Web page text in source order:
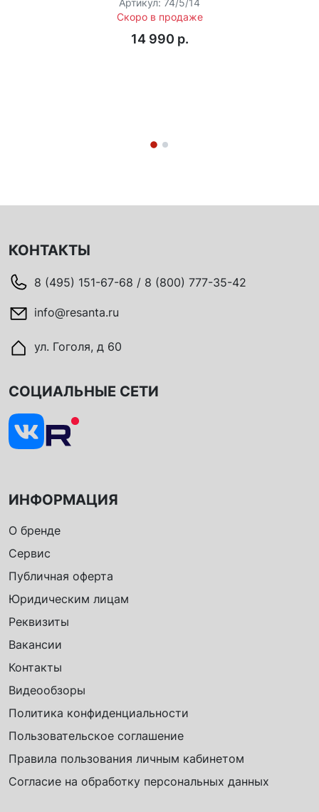
Артикул: 74/5/14
Скоро в продаже
14 990 p.
КОНТАКТЫ
8 (495) 151-67-68 / 8 (800) 777-35-42
info@resanta.ru
ул. Гоголя, д 60
ИНФОРМАЦИЯ
О бренде
Сервис
Публичная оферта
Юридическим лицам
Реквизиты
Вакансии
Контакты
Видеообзоры
Политика конфиденциальности
Пользовательское соглашение
Правила пользования личным кабинетом
Согласие на обработку персональных данных
СОЦИАЛЬНЫЕ СЕТИ